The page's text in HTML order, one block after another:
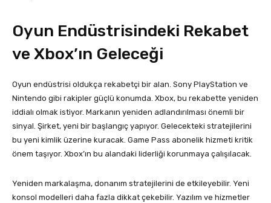
Oyun Endüstrisindeki Rekabet
ve Xbox’ın Geleceği
Oyun endüstrisi oldukça rekabetçi bir alan. Sony PlayStation ve
Nintendo gibi rakipler güçlü konumda. Xbox, bu rekabette yeniden
iddialı olmak istiyor. Markanın yeniden adlandırılması önemli bir
sinyal. Şirket, yeni bir başlangıç yapıyor. Gelecekteki stratejilerini
bu yeni kimlik üzerine kuracak. Game Pass abonelik hizmeti kritik
önem taşıyor. Xbox’ın bu alandaki liderliği korunmaya çalışılacak.
Yeniden markalaşma, donanım stratejilerini de etkileyebilir. Yeni
konsol modelleri daha fazla dikkat çekebilir. Yazılım ve hizmetler